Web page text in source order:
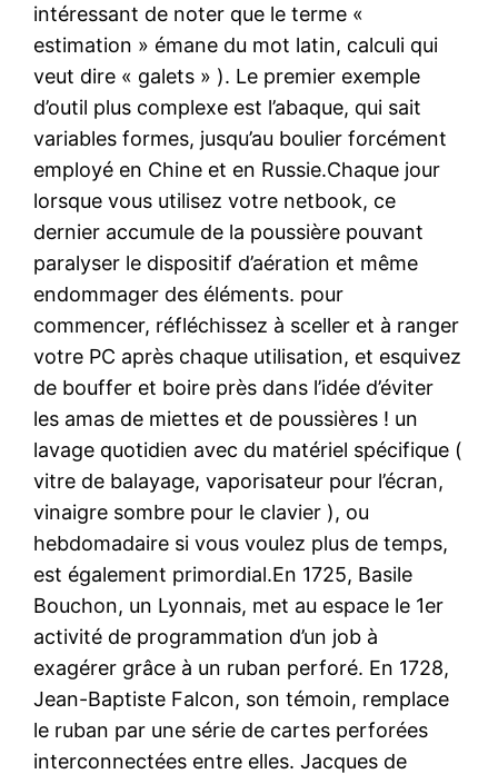
intéressant de noter que le terme «
estimation » émane du mot latin, calculi qui
veut dire « galets » ). Le premier exemple
d’outil plus complexe est l’abaque, qui sait
variables formes, jusqu’au boulier forcément
employé en Chine et en Russie.Chaque jour
lorsque vous utilisez votre netbook, ce
dernier accumule de la poussière pouvant
paralyser le dispositif d’aération et même
endommager des éléments. pour
commencer, réfléchissez à sceller et à ranger
votre PC après chaque utilisation, et esquivez
de bouffer et boire près dans l’idée d’éviter
les amas de miettes et de poussières ! un
lavage quotidien avec du matériel spécifique (
vitre de balayage, vaporisateur pour l’écran,
vinaigre sombre pour le clavier ), ou
hebdomadaire si vous voulez plus de temps,
est également primordial.En 1725, Basile
Bouchon, un Lyonnais, met au espace le 1er
activité de programmation d’un job à
exagérer grâce à un ruban perforé. En 1728,
Jean-Baptiste Falcon, son témoin, remplace
le ruban par une série de cartes perforées
interconnectées entre elles. Jacques de